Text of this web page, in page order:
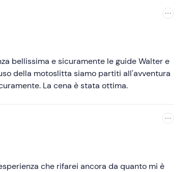
Meno recenti
Più alte
bellissima e sicuramente le guide Walter e
della motoslitta siamo partiti all'avventura
La cena è stata ottima.
che rifarei ancora da quanto mi è